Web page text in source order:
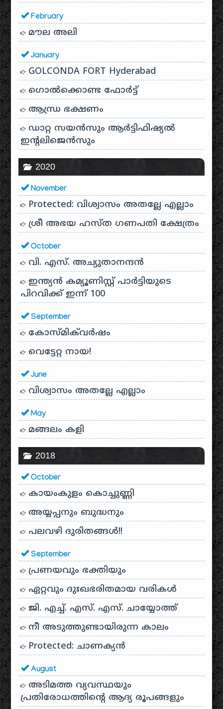
February
മൗല അലി
January
GOLCONDA FORT Hyderabad
ഗൊൽക്കൊണ്ട ഫോർട്ട്
ആന്ധ്ര ഭക്ഷണം
ഡാറ്റ സയൻസും ആർട്ടിഫിഷ്യൽ
ഇൻ്റലിജെൻസും
2020
November
Protected: വിശ്വാസം അതല്ലേ എല്ലാം
ശ്രീ അഭയ ഹസ്ത ഗണപതി ക്ഷേത്രം
October
വി. എസ്. അച്യുതാനന്ദൻ
ഇന്ത്യൻ കമ്യൂണിസ്റ്റ് പാർട്ടിയുടെ
പിറവിക്ക് ഇന്ന് 100
September
കോസ്മിക്‌വർഷം
വെട്ടേറ്റ നായ!
June
വിശ്വാസം അതല്ലേ എല്ലാം
May
മങ്ങലം കളി
2018
October
കായം‌കുളം കൊച്ചുണ്ണി
അയ്യപ്പനും ബുദ്ധനും
പലവഴി ദുരിതങ്ങൾ!!
September
പ്രണയവും ഭക്തിയും
ഏറ്റവും ദുഃഖഭരിതമായ വരികൾ
ജി. എച്ച്. എസ്. എസ്. ചായ്യോത്ത്
നീ അടുത്തുണ്ടായിരുന്ന കാലം
Protected: ചാണക്യന്‍
August
അടിമത്ത വ്യവസ്ഥയും
പ്രതിരോധത്തിന്റെ ആദ്യ രൂപങ്ങളും